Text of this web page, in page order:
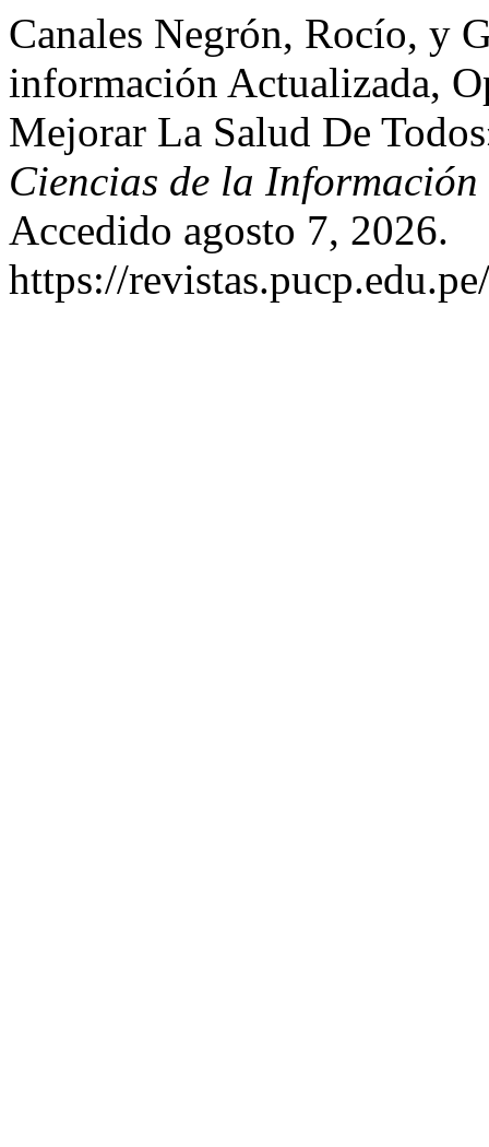
Canales Negrón, Rocío, y
información Actualizada,
Mejorar La Salud De
Ciencias de la Información
Accedido agosto 7, 2026.
https://